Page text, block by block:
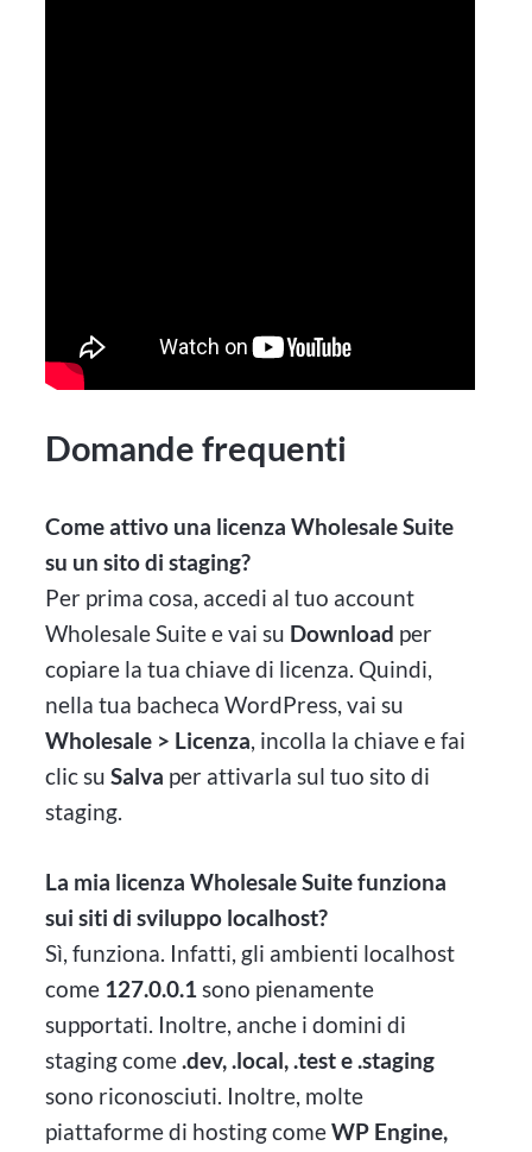
Domande frequenti
Come attivo una licenza Wholesale Suite
su un sito di staging?
Per prima cosa, accedi al tuo account
Wholesale Suite e vai su Download per
copiare la tua chiave di licenza. Quindi,
nella tua bacheca WordPress, vai su
Wholesale > Licenza, incolla la chiave e fai
clic suSalva per attivarla sul tuo sito di
staging.
La mia licenza Wholesale Suite funziona
sui siti di sviluppo localhost?
Sì, funziona. Infatti, gli ambienti localhost
come 127.0.0.1sono pienamente
supportati. Inoltre, anche i domini di
staging come.dev, .local, .test e .staging
sono riconosciuti. Inoltre, molte
piattaforme di hosting comeWP Engine,